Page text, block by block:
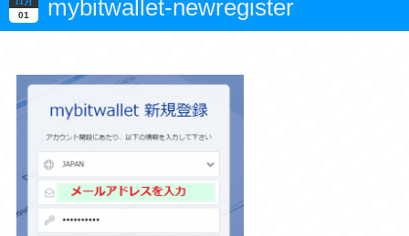
01 mybitwallet-newregister